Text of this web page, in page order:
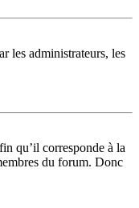
les administrateurs, les
qu’il corresponde à la
du forum. Donc